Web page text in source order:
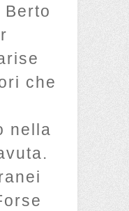
Berto
che
nella